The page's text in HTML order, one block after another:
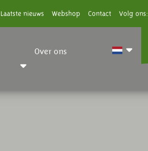
Laatste nieuws Webshop Contact Volg ons:
Over ons